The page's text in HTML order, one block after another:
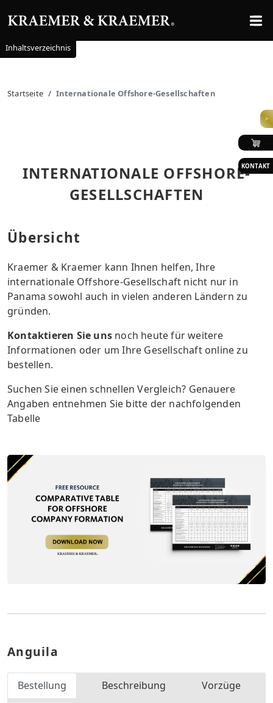
>
KONTAKT
Startseite Internationale Offshore-Gesellschaften
INTERNATIONALE OFFSHORE-
GESELLSCHAFTEN
Übersicht
Kraemer & Kraemer kann Ihnen helfen, Ihre
internationale Offshore-Gesellschaft nicht nur in
Panama sowohl auch in vielen anderen Ländern zu
gründen.
Kontaktieren Sie uns noch heute für weitere
Informationen oder um Ihre Gesellschaft online zu
bestellen.
Suchen Sie einen schnellen Vergleich? Genauere
Angaben entnehmen Sie bitte der nachfolgenden
Tabelle
Anguila
Bestellung Beschreibung
Vorzüge
Inhaltsverzeichnis